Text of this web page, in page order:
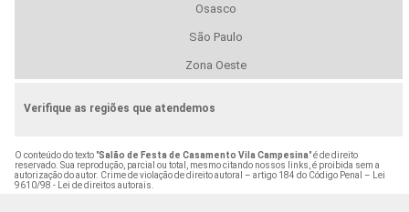
Osasco
São Paulo
Zona Oeste
Verifique as regiões que atendemos
O conteúdo do texto "Salão de Festa de Casamento Vila Campesina" é de direito
reservado. Sua reprodução, parcial ou total, mesmo citando nossos links, é proibida sem a
autorização do autor. Crime de violação de direito autoral – artigo 184 do Código Penal –
Lei
9610/98 - Lei de direitos autorais